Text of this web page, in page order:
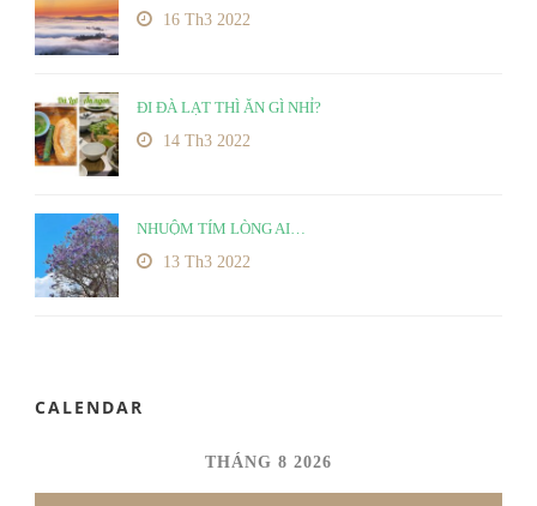
16 Th3 2022
ĐI ĐÀ LẠT THÌ ĂN GÌ NHỈ?
14 Th3 2022
NHUỘM TÍM LÒNG AI…
13 Th3 2022
CALENDAR
THÁNG 8 2026